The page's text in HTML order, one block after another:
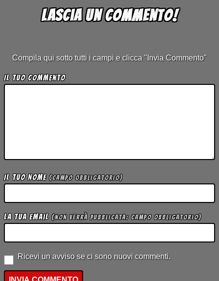
Lascia un commento!
Compila qui sotto tutti i campi e clicca "Invia Commento"
Il tuo Commento
Il tuo Nome (campo obbligatorio)
La tua Email (non verrà pubblicata; campo obbligatorio)
Ricevi un avviso se ci sono nuovi commenti.